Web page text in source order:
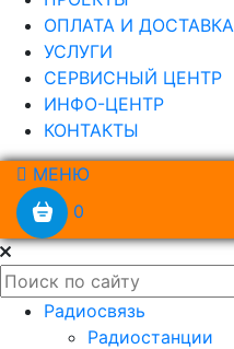
ОПЛАТА И ДОСТАВКА
УСЛУГИ
СЕРВИСНЫЙ ЦЕНТР
ИНФО-ЦЕНТР
КОНТАКТЫ
МЕНЮ
0
Радиосвязь
Радиостанции